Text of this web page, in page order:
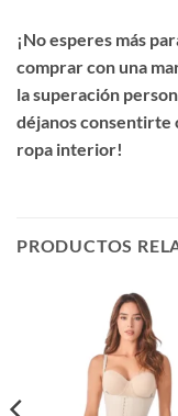
¡No esperes más
comprar con una
la superación
déjanos consentirte
ropa interior!
PRODUCTOS